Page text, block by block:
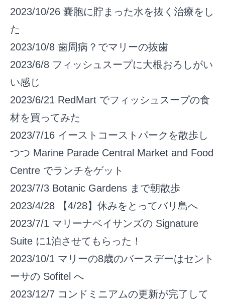
2023/10/26 嚢胞に貯まった水を抜く治療をし
た
2023/10/8 歯周病？でマリーの抜歯
2023/6/8 フィッシュスープに大根おろしがい
い感じ
2023/6/21 RedMart でフィッシュスープの食
材を買ってみた
2023/7/16 イーストコーストパークを散歩し
つつ Marine Parade Central Market and Food
Centre でランチをゲット
2023/7/3 Botanic Gardens まで朝散歩
2023/4/28
【4/28】休みをとってバリ島へ
2023/7/1 マリーナベイサンズの Signature
Suite に1泊させてもらった！
2023/10/1 マリーの8歳のバースデーはセント
ーサの Sofitel へ
2023/12/7 コンドミニアムの更新が完了して